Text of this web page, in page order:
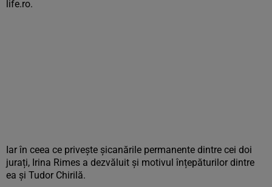
life.ro.
Iar în ceea ce privește șicanările permanente dintre cei doi
jurați, Irina Rimes a dezvăluit și motivul înțepăturilor dintre
ea și Tudor Chirilă.